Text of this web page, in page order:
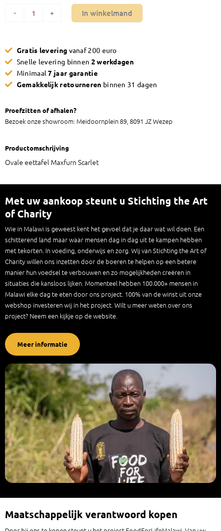
- + In winkelmand
Gratis levering vanaf 200 euro
Snelle levering binnen 2 werkdagen
Minimaal7 jaar garantie
Gemakkelijk retourneren binnen 31 dagen
Proefzitten of afhalen?
Bezoek onze showroom: Meidoornplein 89, 8091 JZ Wezep
Productomschrijving
Ovale eettafel Maxfurn Scarlet
Met uw aankoop steunt u Stichting the Art
of Charity
Wie in Malawi is geweest kent het gevoel dat je daar wat wil doen. Een
schitterend land maar waar mensen dag in dag uit te kampen hebben
met tekorten. In voeding, onderwijs en zorg. Wij van Stichting the Art of
Charity willen ons inzetten door de boeren te helpen op een betere
manier hun voedsel te verbouwen en zo mogelijkheden creëren in
situaties die kansloos lijken. Momenteel hebben 100.000+ mensen in
Malawi elke dag te eten door ons project. 100% van de winst uit onze
webshop investeren wij in het project. Wilt u meer weten over ons
project? Neem een kijkje op de website.
Meer informatie
Maatschappelijk verantwoord kopen